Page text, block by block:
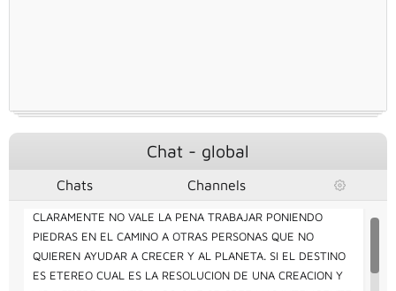
Chat - global
Chats Channels
LAS ESTRELLAS Y OTRAS ESPECIES?
CLARAMENTE NO VALE LA PENA TRABAJAR PONIENDO
PIEDRAS EN EL CAMINO A OTRAS PERSONAS QUE NO
QUIEREN AYUDAR A CRECER Y AL PLANETA. SI EL DESTINO
ES ETEREO CUAL ES LA RESOLUCION DE UNA CREACION Y
VIDA ETEREA... ANTE ALGO QUE SE CREE MAS INTELIGENTE
ATACANDO DESDE EL ANONIMATO? CARPE DIEM PARA LOS